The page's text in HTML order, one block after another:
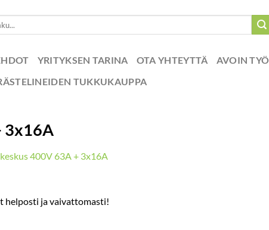
YRITYKSEN TARINA OTA YHTEYTTÄ
AVOIN
TUKKUKAUPPA
3x16A
400V 63A + 3x16A
helposti ja vaivattomasti!